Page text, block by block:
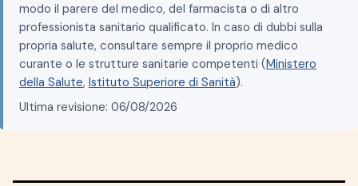
modo il parere del medico, del farmacista o di altro
professionista sanitario qualificato. In caso di dubbi sulla
propria salute, consultare sempre il proprio medico
curante o le strutture sanitarie competenti (Ministero
della Salute, Istituto Superiore di Sanità).
Ultima revisione: 06/08/2026